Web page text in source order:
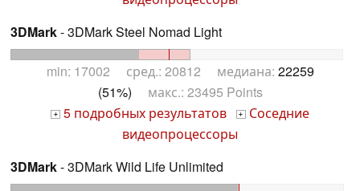
3DMark- 3DMark Steel Nomad Light
min: 17002 сред.: 20812 медиана: 22259
(51%) макс.: 23495 Points
+ 5 подробных результатов + Соседние
видеопроцессоры
3DMark- 3DMark Wild Life Unlimited